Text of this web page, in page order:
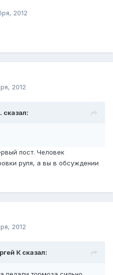
2012
2012
сказал:
пост. Человек
руля, а вы в обсуждении
2012
К сказал: